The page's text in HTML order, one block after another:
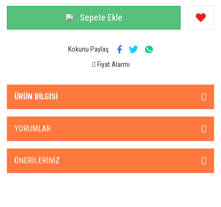
Sepete Ekle
Kokunu Paylaş
Fiyat Alarmı
ÜRÜN BILGISI
YORUMLAR
ÖNERILERINIZ